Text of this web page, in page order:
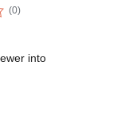
(0કુલ
રેટિંગ્સ
)
into